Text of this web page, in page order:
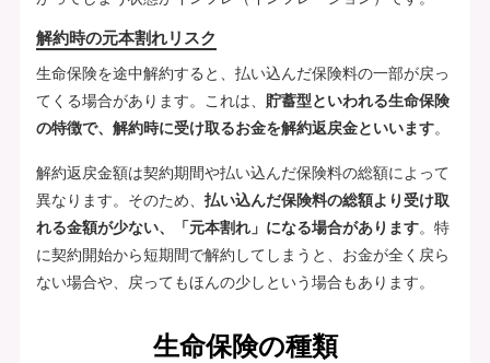
解約時の元本割れリスク
生命保険を途中解約すると、払い込んだ保険料の一部が戻っ
てくる場合があります。これは、 貯蓄型といわれる生命保険
の特徴で、解約時に受け取るお金を解約返戻金といいます。
解約返戻金額は契約期間や払い込んだ保険料の総額によって
異なります。そのため、 払い込んだ保険料の総額より受け取
れる金額が少ない、「元本割れ」になる場合があります。特
に契約開始から短期間で解約してしまうと、お金が全く戻ら
ない場合や、戻ってもほんの少しという場合もあります。
生命保険の種類